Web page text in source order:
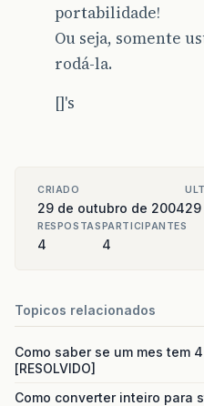
portabilidade!
Ou seja, somente
rodá-la.
[]'s
CRIADO
29 de outubro de 2004
RESPOSTAS
4
PARTICIPANTES
4
Topicos relacionados
Como saber se um mes tem
[RESOLVIDO]
Como converter inteiro para